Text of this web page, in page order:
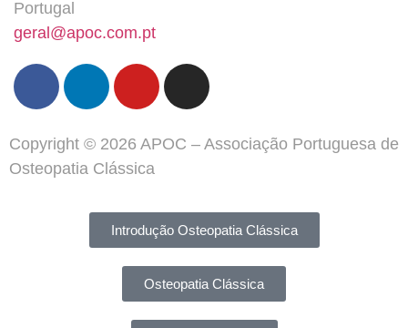
Portugal
geral@apoc.com.pt
Copyright © 2026 APOC – Associação Portuguesa de
Osteopatia Clássica
Introdução Osteopatia Clássica
Osteopatia Clássica